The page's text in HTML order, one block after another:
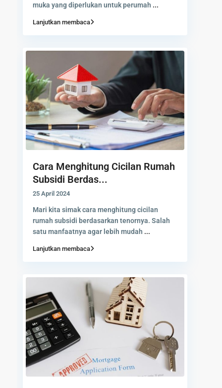
muka yang diperlukan untuk perumah ...
Lanjutkan membaca
Cara Menghitung Cicilan Rumah
Subsidi Berdas...
25 April 2024
Mari kita simak cara menghitung cicilan
rumah subsidi berdasarkan tenornya. Salah
satu manfaatnya agar lebih mudah ...
Lanjutkan membaca